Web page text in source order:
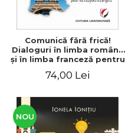
Comunică fără frică!
Dialoguri în limba română
şi în limba franceză pentru
străini/Communique sans
roumain et en français
pour les citoyens
étrangers
74,00 Lei
NOU